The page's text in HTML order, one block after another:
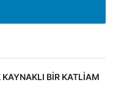
BİR KATLİAM